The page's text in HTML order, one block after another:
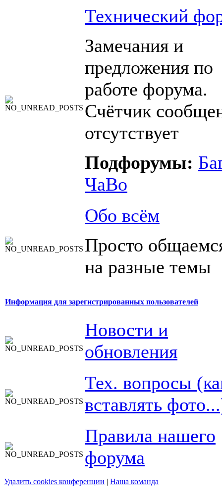
Технический
Замечания и
предложения по
работе форума.
Счётчик
отсутствует
Подфорумы:
ЧаВо
Обо всём
Просто
на разные темы
Информация для зарегистрированных пользователей
Новости и
обновления
Тех. вопросы
вставлять
Правила нашего
форума
Удалить cookies конференции | Наша команда